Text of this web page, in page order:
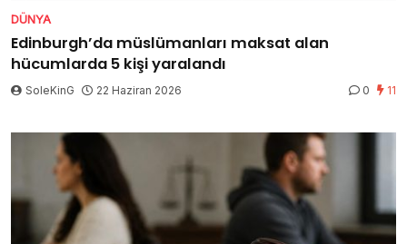
DÜNYA
Edinburgh’da müslümanları maksat alan
hücumlarda 5 kişi yaralandı
SoleKinG 22 Haziran 2026 0 11